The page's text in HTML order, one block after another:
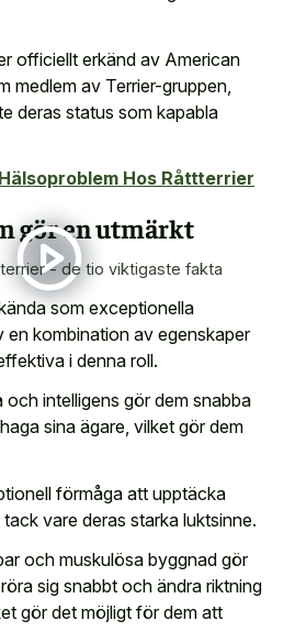
officiellt erkänd av American
medlem av Terrier-gruppen,
deras status som kapabla
Hälsoproblem Hos Råttterrier
gör en utmärkt
- de tio viktigaste fakta
som exceptionella
en kombination av egenskaper
i denna roll.
och intelligens gör dem snabba
sina ägare, vilket gör dem
förmåga att upptäcka
vare deras starka luktsinne.
och muskulösa byggnad gör
sig snabbt och ändra riktning
gör det möjligt för dem att